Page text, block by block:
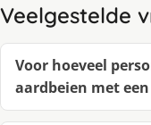
Veelgestelde
Voor hoeveel
aardbeien met